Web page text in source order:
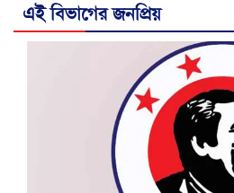
নানা সংকটে রিক্রুটিং এজেন্সি,
এই বিভাগের জনপ্রিয়